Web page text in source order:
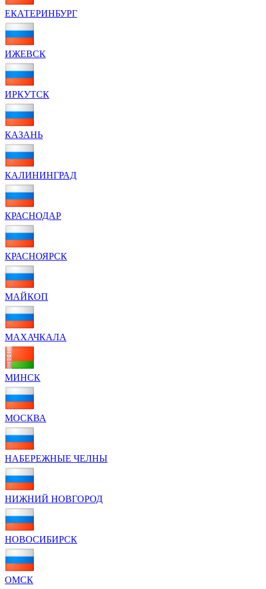
ЕКАТЕРИНБУРГ
ИЖЕВСК
ИРКУТСК
КАЗАНЬ
КАЛИНИНГРАД
КРАСНОДАР
КРАСНОЯРСК
МАЙКОП
МАХАЧКАЛА
МИНСК
МОСКВА
НАБЕРЕЖНЫЕ ЧЕЛНЫ
НИЖНИЙ НОВГОРОД
НОВОСИБИРСК
ОМСК